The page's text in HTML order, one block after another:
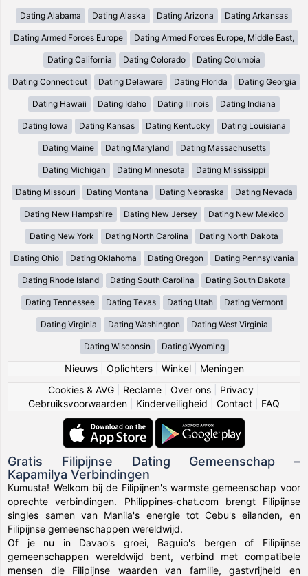
Dating Alabama Dating Alaska Dating Arizona Dating Arkansas
Dating Armed Forces Europe Dating Armed Forces Europe, Middle East,
Dating California Dating Colorado Dating Columbia
Dating Connecticut Dating Delaware Dating Florida Dating Georgia
Dating Hawaii Dating Idaho Dating Illinois Dating Indiana
Dating Iowa Dating Kansas Dating Kentucky Dating Louisiana
Dating Maine Dating Maryland Dating Massachusetts
Dating Michigan Dating Minnesota Dating Mississippi
Dating Missouri Dating Montana Dating Nebraska Dating Nevada
Dating New Hampshire Dating New Jersey Dating New Mexico
Dating New York Dating North Carolina Dating North Dakota
Dating Ohio Dating Oklahoma Dating Oregon Dating Pennsylvania
Dating Rhode Island Dating South Carolina Dating South Dakota
Dating Tennessee Dating Texas Dating Utah Dating Vermont
Dating Virginia Dating Washington Dating West Virginia
Dating Wisconsin Dating Wyoming
Nieuws| Oplichters| Winkel| Meningen
Cookies & AVG
Reclame Over ons Privacy
Gebruiksvoorwaarden
Kinderveiligheid Contact FAQ
Gratis Filipijnse Dating Gemeenschap –
Kapamilya Verbindingen
Kumusta! Welkom bij de Filipijnen's warmste gemeenschap voor
oprechte verbindingen. Philippines-chat.com brengt Filipijnse
singles samen van Manila's energie tot Cebu's eilanden, en
Filipijnse gemeenschappen wereldwijd.
Of je nu in Davao's groei, Baguio's bergen of Filipijnse
gemeenschappen wereldwijd bent, verbind met compatibele
mensen die Filipijnse waarden van familie, gastvrijheid en